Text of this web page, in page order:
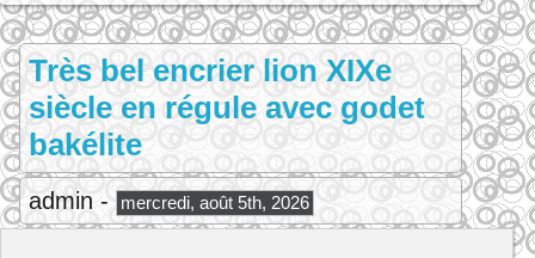
Très bel encrier lion XIXe
siècle en régule avec godet
bakélite
admin - mercredi, août 5th, 2026